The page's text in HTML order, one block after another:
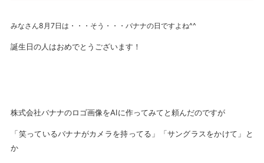
みなさん8月7日は・・・そう・・・バナナの日ですよね^^
誕生日の人はおめでとうございます！
株式会社バナナのロゴ画像をAIに作ってみてと頼んだのですが
「笑っているバナナがカメラを持ってる」「サングラスをかけて」と
か